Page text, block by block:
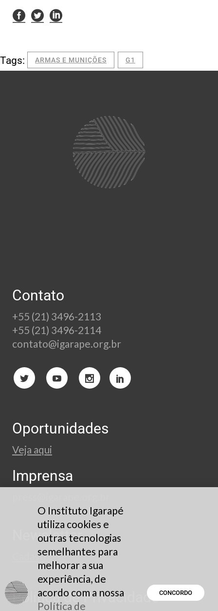
Tags: ARMAS E MUNIÇÕES G1
Contato
+55 (21) 3496-2113
+55 (21) 3496-2114
contato@igarape.org.br
Oportunidades
Veja aqui
Imprensa
Newsletter
Cadastre-se
Política de Privacidade
O Instituto Igarapé
utiliza cookies e
outras tecnologias
semelhantes para
melhorar a sua
experiência, de
acordo com a nossa
Política de
CONCORDO